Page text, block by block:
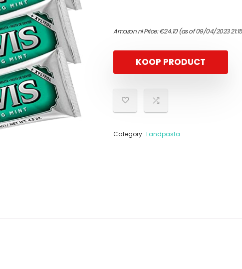
Amazon.nl Price:€24.10(as of 09/04/2023
KOOP PRODUCT
Category: Tandpasta